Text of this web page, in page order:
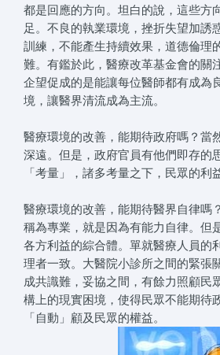
都是回應的方向。坦白的說，這些方
足。不良的執業環境，挫折失望加誘
訓練，不能產生持續效果，道德倫理
難。有鑑於此，醫療改革基金會的關
企望促成的是能讓每位醫師都有成為
境，讓醫界清流成為主流。
醫療環境的改善，能期待政府嗎？當
深遠。但是，政府官員有他們即存的
「考量」，諸多考量之下，民眾的利
醫療環境的改善，能期待醫界自律嗎
稱為專業，就是因為有能力自律。但
各方利益的綜合體。單就醫療人員的
理者一致。大醫院小診所之間的緊張
成共識難，妥協之間，有餘力照顧民
構上的現實困境，使得民眾不能期待
「自動」顧及民眾的權益。